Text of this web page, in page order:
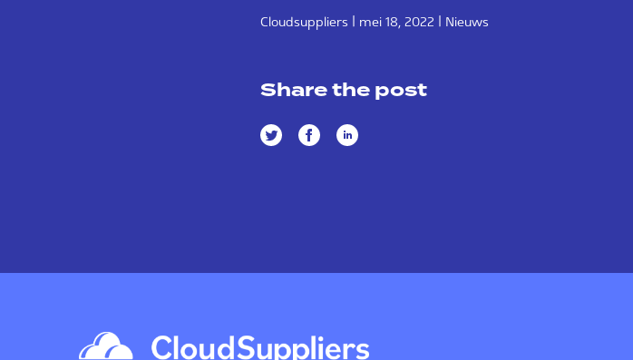
Cloudsuppliers | mei 18, 2022 | Nieuws
Share the post